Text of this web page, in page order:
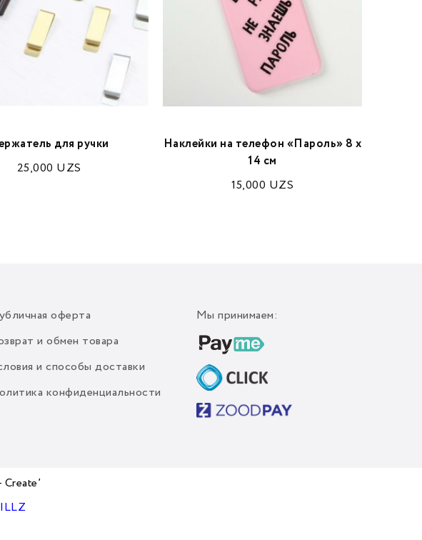
для ручки
25,000 UZS
Наклейки на телефон «Пароль» 8 х
14 см
15,000 UZS
оферта
и обмен товара
и способы доставки
конфиденциальности
Мы принимаем: